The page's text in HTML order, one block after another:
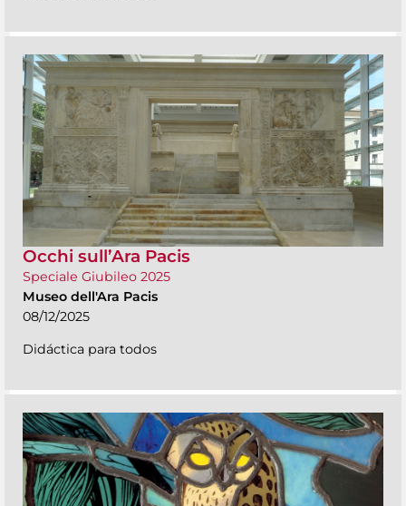
Occhi sull’Ara Pacis
Speciale Giubileo 2025
Museo dell'Ara Pacis
08/12/2025
Didáctica para todos